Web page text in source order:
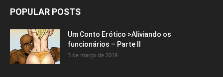
POPULAR POSTS
Um Conto Erótico >Aliviando os
funcionários – Parte II
3 de março de 2019